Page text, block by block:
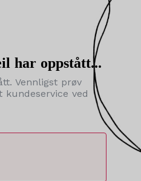
har oppstått...
Vennligst prøv
kundeservice ved